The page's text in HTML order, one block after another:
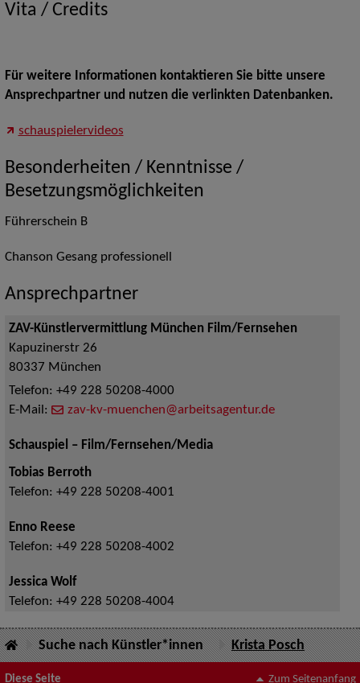
Vita / Credits
Für weitere Informationen kontaktieren Sie bitte unsere
Ansprechpartner und nutzen die verlinkten Datenbanken.
schauspielervideos
Besonderheiten / Kenntnisse /
Besetzungsmöglichkeiten
Führerschein B
Chanson Gesang professionell
Ansprechpartner
ZAV-Künstlervermittlung München Film/Fernsehen
Kapuzinerstr 26
80337 München
Telefon: +49 228 50208-4000
E-Mail:
zav-kv-muenchen@arbeitsagentur.de
Schauspiel – Film/Fernsehen/Media
Tobias Berroth
Telefon: +49 228 50208-4001
Enno Reese
Telefon: +49 228 50208-4002
Jessica Wolf
Telefon: +49 228 50208-4004
Suche nach Künstler*innen Krista Posch
Diese Seite Zum Seitenanfang